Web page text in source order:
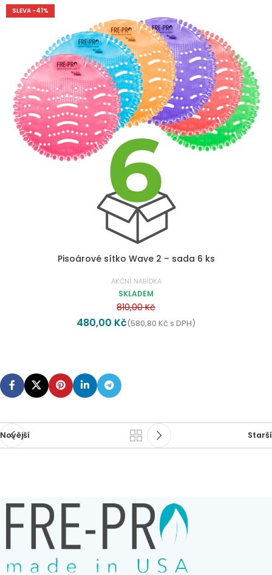
SLEVA -41%
Pisoárové sítko Wave 2 – sada 6 ks
AKČNÍ NABÍDKA
SKLADEM
810,00Kč
480,00 Kč(580,80 Kč s DPH)
Novější Starší